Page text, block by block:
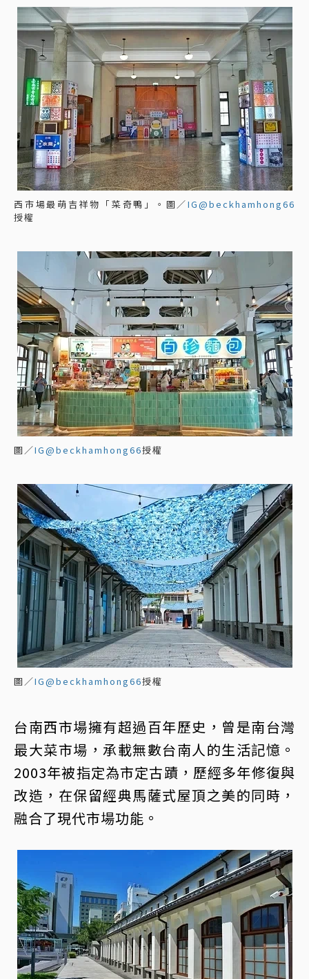
西市場最萌吉祥物「菜奇鴨」。圖／IG@beckhamhong66
授權
圖／IG@beckhamhong66授權
圖／IG@beckhamhong66授權
台南西市場擁有超過百年歷史，曾是南台灣
最大菜市場，承載無數台南人的生活記憶。
2003年被指定為市定古蹟，歷經多年修復與
改造，在保留經典馬薩式屋頂之美的同時，
融合了現代市場功能。